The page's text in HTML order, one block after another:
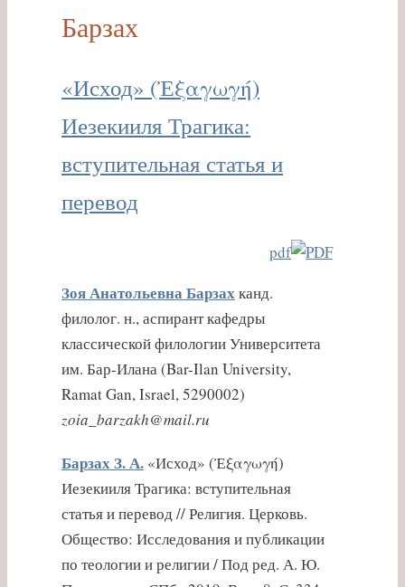
Барзах
«Исход» (Ἐξαγωγή)
Иезекииля Трагика:
вступительная статья и
перевод
pdf
Зоя Анатольевна Барзахканд.
филолог. н., аспирант кафедры
классической филологии Университета
им. Бар-Илана (Bar-Ilan University,
Ramat Gan, Israel, 5290002)
zoia_barzakh@mail.ru
Барзах З. А. «Исход» (Ἐξαγωγή)
Иезекииля Трагика: вступительная
статья и перевод // Религия. Церковь.
Общество: Исследования и публикации
по теологии и религии / Под ред. А. Ю.